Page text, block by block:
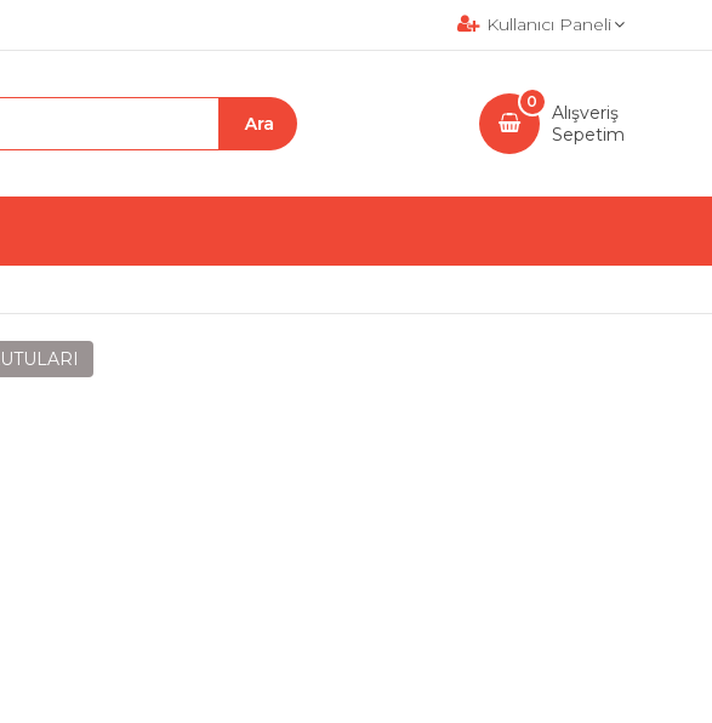
Kullanıcı Paneli
Alışveriş
Sepetim
0